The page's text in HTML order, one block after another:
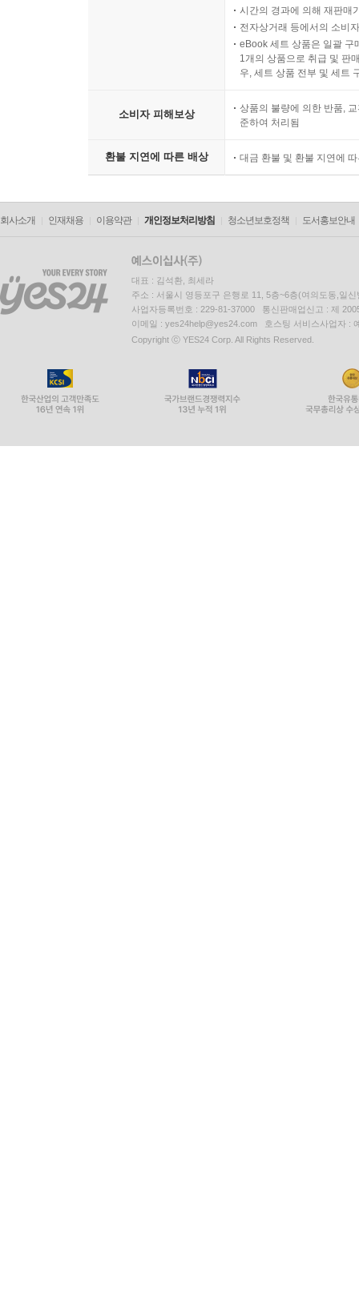
시간의 경과에 의해 재판매
전자상거래 등에서의 소비
eBook 세트 상품은 일괄 구
1개의 상품으로 취급 및 판
우, 세트 상품 전부 및 세트
소비자 피해보상
상품의 불량에 의한 반품,
준하여 처리됨
환불 지연에 따른 배상 대금 환불 및 환불 지연에
회사소개 인재채용 이용약관 개인정보처리방침 청소년보호정책 도서홍보안내
대표 : 김석환, 최세라
주소 : 서울시 영등포구 은행로 11, 5층~6층(여의도동,일신
사업자등록번호 : 229-81-37000 통신판매업신고 : 제
이메일 : yes24help@yes24.com 호스팅 서비스사업자 :
Copyright ⓒ YES24 Corp. All Rights Reserved.